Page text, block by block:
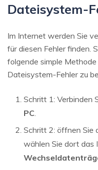
Dateisystem-
Im Internet werden Sie
für diesen Fehler finden.
folgende simple
Dateisystem-Fehler zu
Schritt 1: Verbinden
PC.
Schritt 2: öffnen Sie
wählen Sie dort das